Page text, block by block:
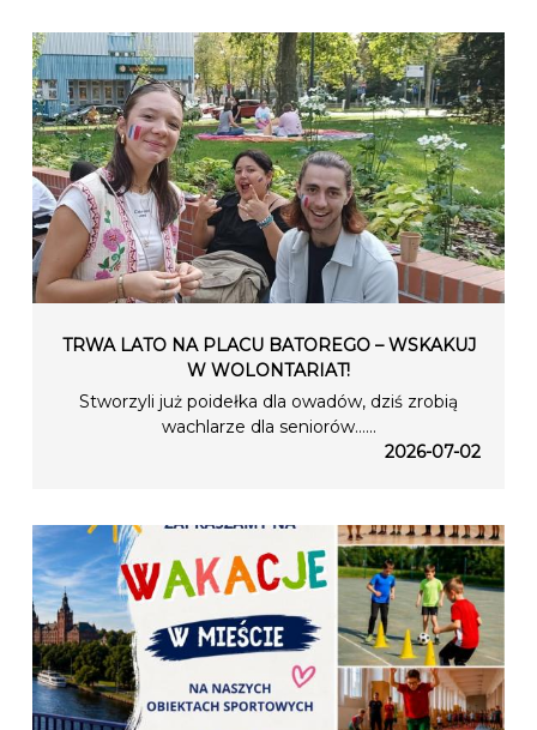
TRWA LATO NA PLACU BATOREGO – WSKAKUJ
W WOLONTARIAT!
Stworzyli już poidełka dla owadów, dziś zrobią
wachlarze dla seniorów…...
2026-07-02